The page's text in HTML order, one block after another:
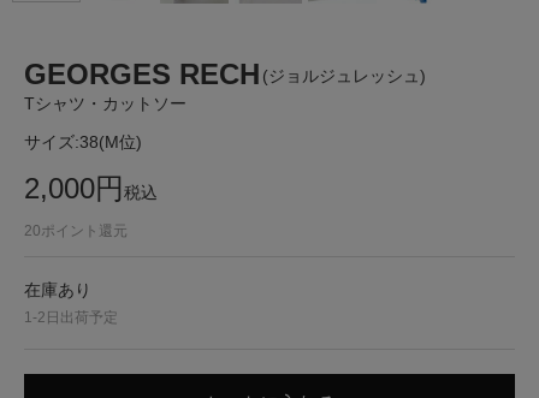
GEORGES RECH (ジョルジュレッシュ)
Tシャツ・カットソー
サイズ:38(M位)
2,000円税込
20ポイント還元
在庫あり
1-2日出荷予定